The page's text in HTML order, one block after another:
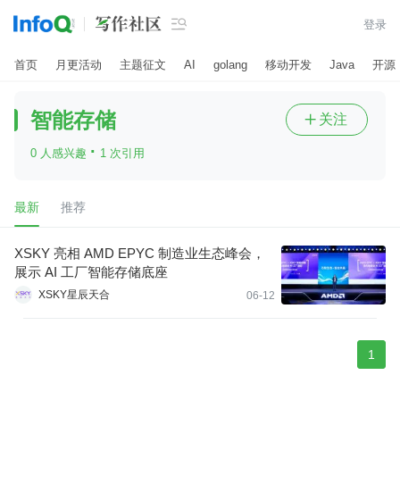
 登录
首页 月更活动 主题征文 AI golang 移动开发 Java 开源
智能存储
0 人感兴趣 · 1 次引用
 关注
最新 推荐
XSKY 亮相 AMD EPYC 制造业生态峰会，
展示 AI 工厂智能存储底座
XSKY星辰天合 06-12
1